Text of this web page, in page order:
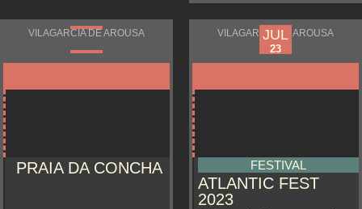
VILAGARCÍA DE AROUSA
PRAIA DA CONCHA
VILAGARCÍA DE AROUSA
JUL
21
JUL
23
FESTIVAL
ATLANTIC FEST
2023